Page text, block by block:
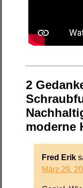
2
moderne
Fred Erik
März 29,